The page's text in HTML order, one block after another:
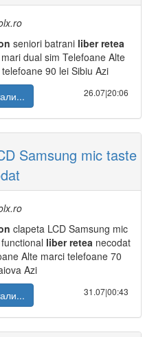
seniori batrani liber retea
mari dual sim Telefoane Alte
90 lei Sibiu Azi
26.07|20:06
Samsung mic taste
clapeta LCD Samsung mic
functional liber retea necodat
Alte marci telefoane 70
Azi
31.07|00:43